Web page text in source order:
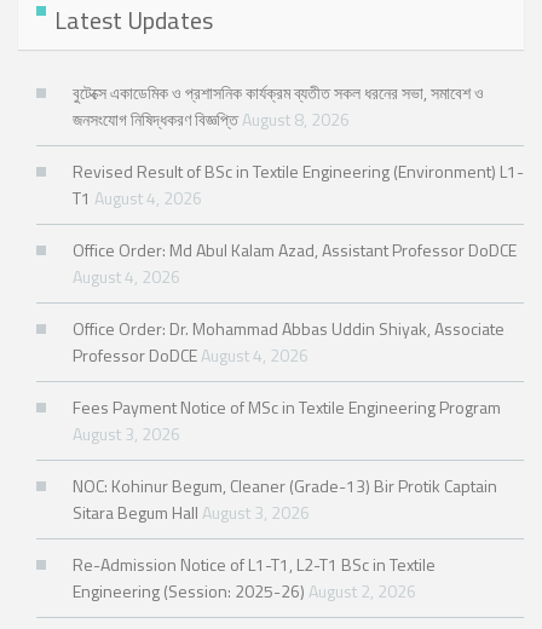
Latest Updates
বুটেক্সে একাডেমিক ও প্রশাসনিক কার্যক্রম ব্যতীত সকল ধরনের সভা, সমাবেশ ও
জনসংযোগ নিষিদ্ধকরণ বিজ্ঞপ্তিAugust 8, 2026
Revised Result of BSc in Textile Engineering (Environment) L1-
T1 August 4, 2026
Office Order: Md Abul Kalam Azad, Assistant Professor DoDCE
August 4, 2026
Office Order: Dr. Mohammad Abbas Uddin Shiyak, Associate
Professor DoDCEAugust 4, 2026
Fees Payment Notice of MSc in Textile Engineering Program
August 3, 2026
NOC: Kohinur Begum, Cleaner (Grade-13) Bir Protik Captain
Sitara Begum HallAugust 3, 2026
Re-Admission Notice of L1-T1, L2-T1 BSc in Textile
Engineering (Session: 2025-26)August 2, 2026